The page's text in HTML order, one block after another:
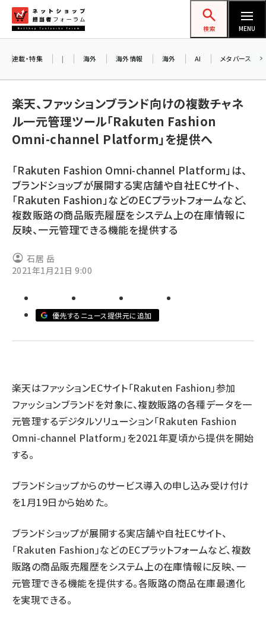
ン
ネットショップ担当者フォーラム
検索 MENU
amazon (2249)
楽天 (1871)
ecbeing (1207)
アスクル (1119)
ビィ・フォアード (773)
連載・特集 | 海外 海外情報 海外 AI メタバース
楽天、ファッションブランド向けの複数チャネ
ル一元管理ツール「Rakuten Fashion
Omni-channel Platform」を提供へ
「Rakuten Fashion Omni-channel Platform」は、
ブランドショップが展開する実店舗や自社ECサイト、
「Rakuten Fashion」などのECプラットフォームなど、
複数販路の商品販売履歴をシステム上の在庫情報に
反映、一元管理できる機能を提供する
石居 岳
2021年1月21日 9:00
優先するニュース提供元に追加
楽天はファッションECサイト「Rakuten Fashion」参加
ファッションブランドを対象に、複数販路の各種データを一
元管理するデジタルソリューション「Rakuten Fashion
Omni-channel Platform」を2021年夏頃から提供を開始
する。
ブランドショップからのサービス導入の申し込み受け付け
を1月19日から始めた。
ブランドショップが展開する実店舗や自社ECサイト、
「Rakuten Fashion」などのECプラットフォームなど、複数
販路の商品販売履歴をシステム上の在庫情報に反映、一
元管理できる機能を提供する。各販路の商品在庫最適化
を実現できる。
交流